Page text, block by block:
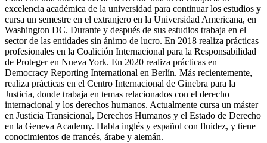
excelencia académica de la universidad para continuar los estudios y
cursa un semestre en el extranjero en la Universidad Americana, en
Washington DC. Durante y después de sus estudios trabaja en el
sector de las entidades sin ánimo de lucro. En 2018 realiza prácticas
profesionales en la Coalición Internacional para la Responsabilidad
de Proteger en Nueva York. En 2020 realiza prácticas en
Democracy Reporting International en Berlín. Más recientemente,
realiza prácticas en el Centro Internacional de Ginebra para la
Justicia, donde trabaja en temas relacionados con el derecho
internacional y los derechos humanos. Actualmente cursa un máster
en Justicia Transicional, Derechos Humanos y el Estado de Derecho
en la Geneva Academy. Habla inglés y español con fluidez, y tiene
conocimientos de francés, árabe y alemán.